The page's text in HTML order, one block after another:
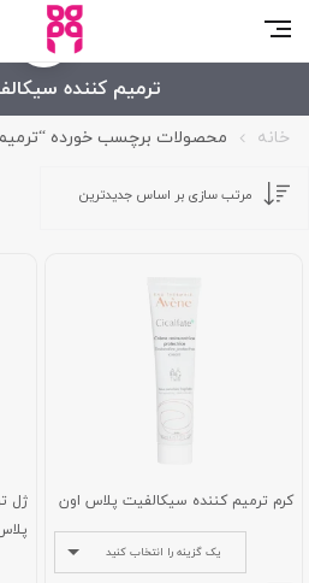
ترمیم کننده
خانه محصولات برچسب خورده
کرم ترمیم کننده سیکالفیت پلاس اون
یک گزینه را انتخاب کنید
ژل